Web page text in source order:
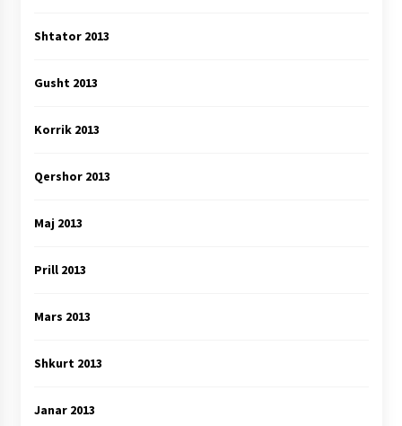
Shtator 2013
Gusht 2013
Korrik 2013
Qershor 2013
Maj 2013
Prill 2013
Mars 2013
Shkurt 2013
Janar 2013